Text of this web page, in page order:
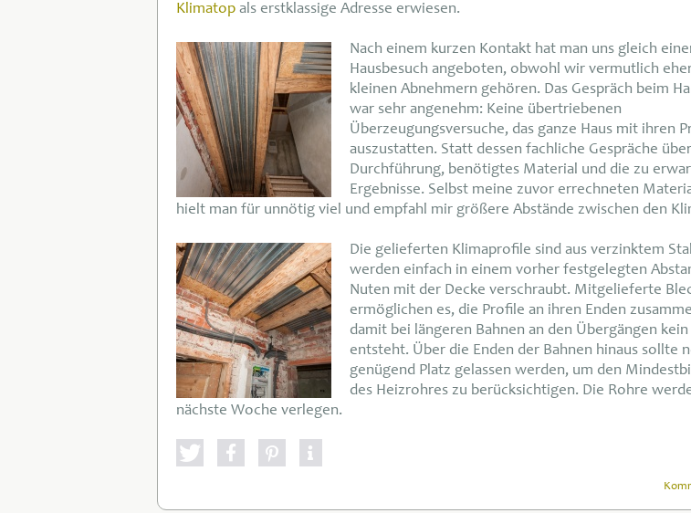
Klimatop als erstklassige Adresse erwiesen.
Nach einem kurzen Kontakt hat man uns gleich
Hausbesuch angeboten, obwohl wir vermutlich
kleinen Abnehmern gehören. Das Gespräch beim
war sehr angenehm: Keine übertriebenen
Überzeugungsversuche, das ganze Haus mit ihren
auszustatten. Statt dessen fachliche Gespräche
Durchführung, benötigtes Material und die zu
Ergebnisse. Selbst meine zuvor errechneten
hielt man für unnötig viel und empfahl mir größere Abstände zwischen den
Die gelieferten Klimaprofile sind aus verzinktem
werden einfach in einem vorher festgelegten
Nuten mit der Decke verschraubt. Mitgelieferte
ermöglichen es, die Profile an ihren Enden
damit bei längeren Bahnen an den Übergängen kein
entsteht. Über die Enden der Bahnen hinaus sollte
genügend Platz gelassen werden, um den
des Heizrohres zu berücksichtigen. Die Rohre
nächste Woche verlegen.